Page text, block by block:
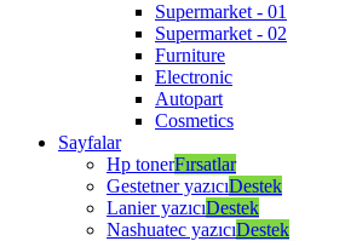
Supermarket - 01
Supermarket - 02
Furniture
Electronic
Autopart
Cosmetics
Sayfalar
Hp tonerFırsatlar
Gestetner yazıcıDestek
Lanier yazıcıDestek
Nashuatec yazıcıDestek